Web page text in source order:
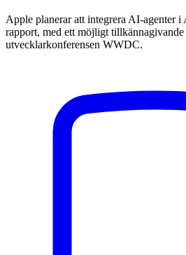
Apple planerar att integrera AI-agenter
rapport, med ett möjligt
utvecklarkonferensen WWDC.